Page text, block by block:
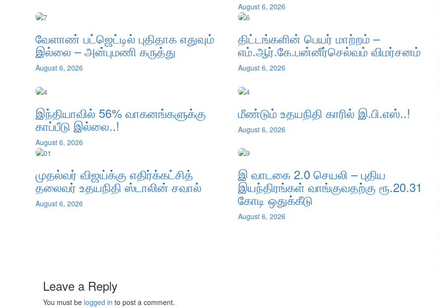
August 6, 2026
வேளாண் பட்ஜெட்டில் புதிதாக எதுவும்
இல்லை – அன்புமணி கருத்து
August 6, 2026
திட்டங்களின் பெயர் மாற்றம் –
எம்.ஆர்.கே.பன்னீர்செல்வம் விமர்சனம்
August 6, 2026
இந்தியாவில் 56% வாகனங்களுக்கு
காப்பீடு இல்லை..!
August 6, 2026
மீண்டும் உதயநிதி காரில் இ.பி.எஸ்..!
August 6, 2026
முதல்வர் விஜய்க்கு எதிர்க்கட்சித்
தலைவர் உதயநிதி ஸ்டாலின் சவால்
August 6, 2026
இ வாடகை 2.0 செயலி – புதிய
இயந்திரங்கள் வாங்குவதற்கு ரூ.20.31
கோடி ஒதுக்கீடு
August 6, 2026
Leave a Reply
You must be logged in to post a comment.